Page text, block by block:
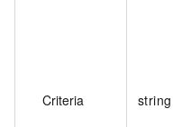
Criteria string